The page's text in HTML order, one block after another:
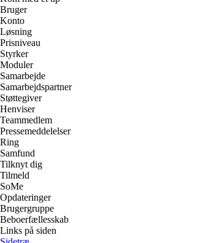
Bruger
Konto
Løsning
Prisniveau
Styrker
Moduler
Samarbejde
Samarbejdspartner
Støttegiver
Henviser
Teammedlem
Pressemeddelelser
Ring
Samfund
Tilknyt dig
Tilmeld
SoMe
Opdateringer
Brugergruppe
Beboerfællesskab
Links på siden